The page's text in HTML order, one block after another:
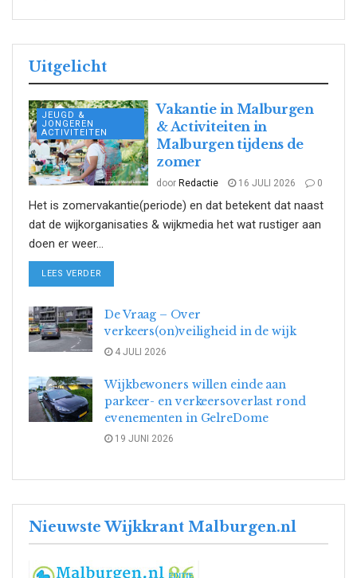
Uitgelicht
JEUGD &
JONGEREN
ACTIVITEITEN
Vakantie in Malburgen
& Activiteiten in
Malburgen tijdens de
zomer
door Redactie 16 JULI 2026 0
Het is zomervakantie(periode) en dat betekent dat naast
dat de wijkorganisaties & wijkmedia het wat rustiger aan
doen er weer...
LEES VERDER
De Vraag – Over
verkeers(on)veiligheid in de wijk
4 JULI 2026
Wijkbewoners willen einde aan
parkeer- en verkeersoverlast rond
evenementen in GelreDome
19 JUNI 2026
Nieuwste Wijkkrant Malburgen.nl